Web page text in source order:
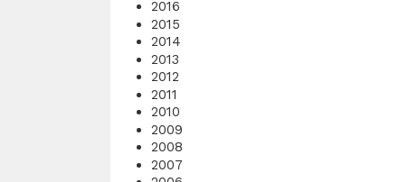
2016
2015
2014
2013
2012
2011
2010
2009
2008
2007